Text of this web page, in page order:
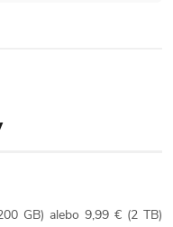
GB) alebo 9,99 € (2 TB)